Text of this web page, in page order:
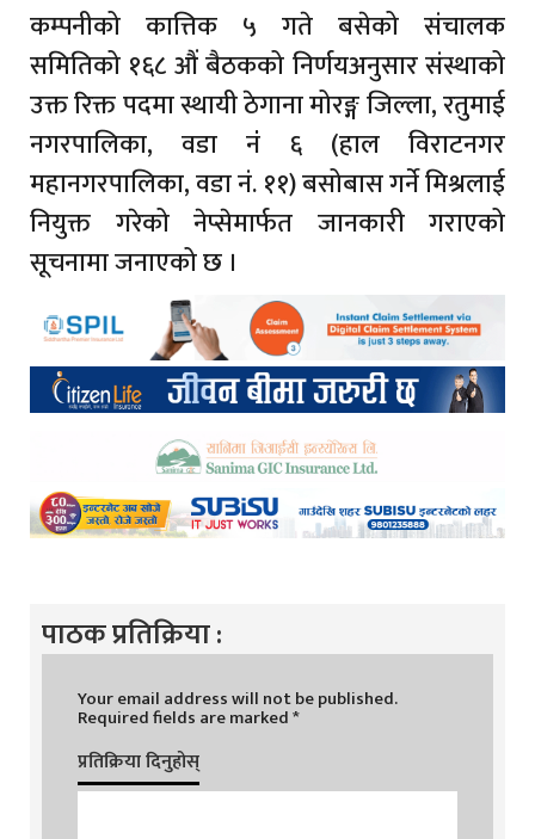
कम्पनीको कात्तिक ५ गते बसेको संचालक
समितिको १६८ औं बैठकको निर्णयअनुसार संस्थाको
उक्त रिक्त पदमा स्थायी ठेगाना मोरङ्ग जिल्ला, रतुमाई
नगरपालिका, वडा नंं ६ (हाल विराटनगर
महानगरपालिका, वडा नं. ११) बसोबास गर्ने मिश्रलाई
नियुक्त गरेको नेप्सेमार्फत जानकारी गराएको
सूचनामा जनाएको छ ।
पाठक प्रतिक्रिया :
Your email address will not be published.
Required fields are marked*
प्रतिक्रिया दिनुहोस्